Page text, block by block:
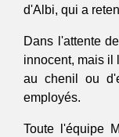
d'Albi, qui a
Dans l'attente
innocent, mais il
au chenil ou
employés.
Toute l'équipe